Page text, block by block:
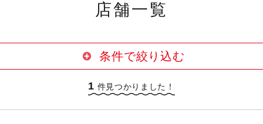
店舗一覧
条件で絞り込む
駐車場サービスあり
大部屋あり 喫煙ブースあり
1 件見つかりました！